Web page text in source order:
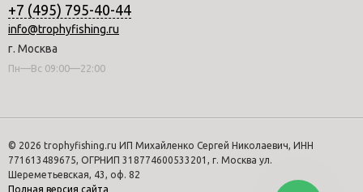
+7 (495) 795-40-44
info@trophyfishing.ru
г. Москва
Пн—Вс 09:00—22:00
© 2026 trophyfishing.ru ИП Михайленко Сергей Николаевич, ИНН
771613489675, ОГРНИП 318774600533201, г. Москва ул.
Шереметьевская, 43, оф. 82
Полная версия сайта